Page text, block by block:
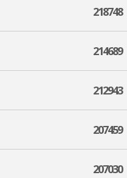
218748
214689
212943
207459
207030